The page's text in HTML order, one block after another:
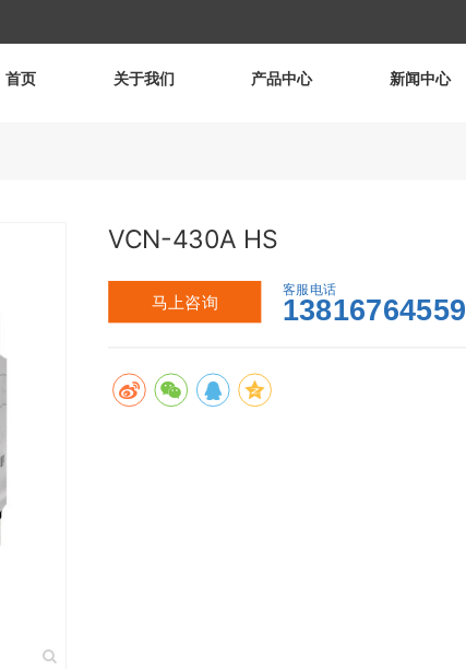
首页 关于我们 产品中心 新闻中心
VCN-430A HS
马上咨询
客服电话
13816764559